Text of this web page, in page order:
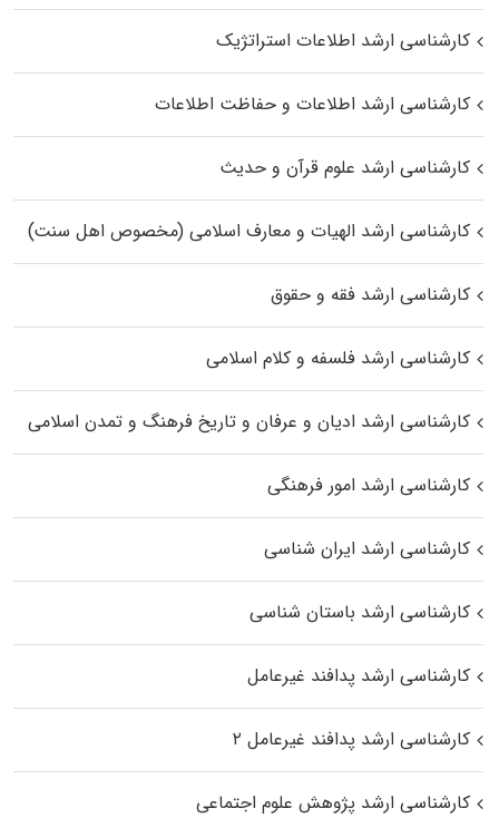
کارشناسی ارشد اطلاعات استراتژیک
کارشناسی ارشد اطلاعات و حفاظت اطلاعات
کارشناسی ارشد علوم قرآن و حدیث
کارشناسی ارشد الهیات و معارف اسلامی (مخصوص اهل سنت)
کارشناسی ارشد فقه و حقوق
کارشناسی ارشد فلسفه و کلام اسلامی
کارشناسی ارشد ادیان و عرفان و تاریخ فرهنگ و تمدن اسلامی
کارشناسی ارشد امور فرهنگی
کارشناسی ارشد ایران شناسی
کارشناسی ارشد باستان شناسی
کارشناسی ارشد پدافند غیرعامل
کارشناسی ارشد پدافند غیرعامل ۲
کارشناسی ارشد پژوهش علوم اجتماعی